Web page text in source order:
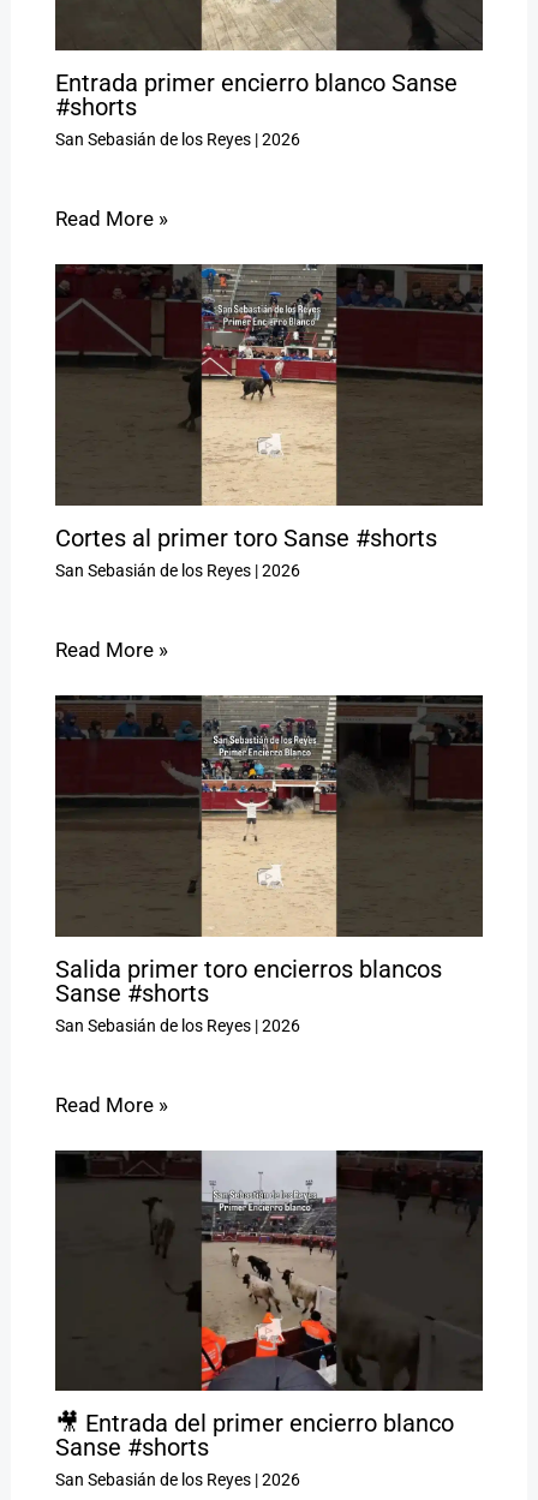
Entrada primer encierro blanco Sanse
#shorts
San Sebasián de los Reyes|2026
Read More »
Cortes al primer toro Sanse #shorts
San Sebasián de los Reyes|2026
Read More »
Salida primer toro encierros blancos
Sanse #shorts
San Sebasián de los Reyes|2026
Read More »
🎥 Entrada del primer encierro blanco
Sanse #shorts
San Sebasián de los Reyes|2026